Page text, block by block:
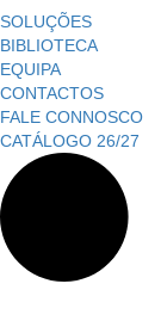
SOLUÇÕES
BIBLIOTECA
EQUIPA
CONTACTOS
FALE CONNOSCO
CATÁLOGO 26/27